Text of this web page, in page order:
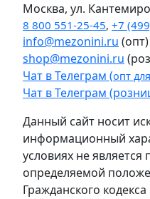
Москва, ул.
8 800 551-25-45, +7
info@mezonini.ru (опт)
shop@mezonini.ru
Чат в Телеграм (опт
Чат в Телеграм
Данный сайт носит
информационный
условиях не
определяемой
Гражданского